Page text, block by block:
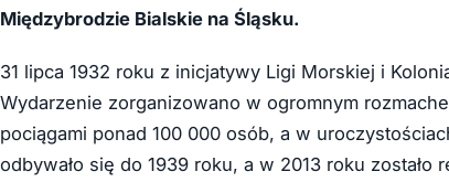
Międzybrodzie Bialskie na Śląsku.
31 lipca 1932 roku z inicjatywy Ligi Morskiej i
Wydarzenie zorganizowano w ogromnym
pociągami ponad 100 000 osób, a w
odbywało się do 1939 roku, a w 2013 roku